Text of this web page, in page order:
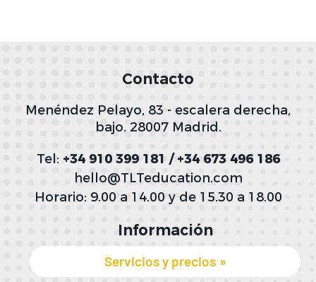
Contacto
Menéndez Pelayo, 83 - escalera derecha,
bajo. 28007 Madrid.
Tel: +34 910 399 181 / +34 673 496 186
hello@TLTeducation.com
Horario: 9.00 a 14.00 y de 15.30 a 18.00
Información
Servicios y precios